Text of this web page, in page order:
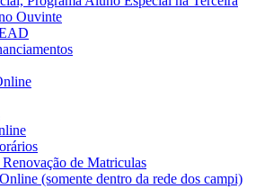
Ouvinte
de Matriculas
(somente dentro da rede dos campi)